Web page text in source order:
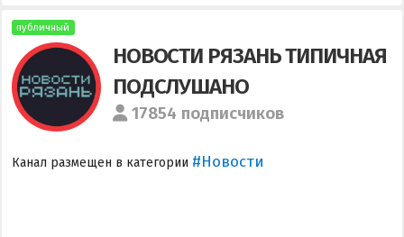
публичный
НОВОСТИ РЯЗАНЬ ТИПИЧНАЯ
ПОДСЛУШАНО
17854 подписчиков
Канал размещен в категории #Новости